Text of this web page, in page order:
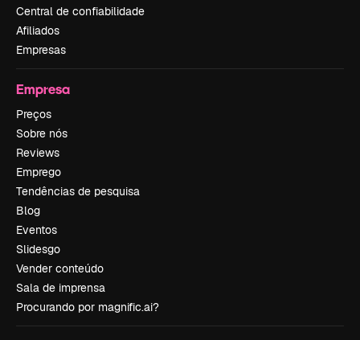
Central de confiabilidade
Afiliados
Empresas
Empresa
Preços
Sobre nós
Reviews
Emprego
Tendências de pesquisa
Blog
Eventos
Slidesgo
Vender conteúdo
Sala de imprensa
Procurando por magnific.ai?